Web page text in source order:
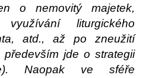
o nemovitý majetek,
liturgického
atd., až po zneužití
jde o strategii
Naopak ve sféře